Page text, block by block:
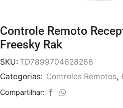
Controle Remoto
Freesky Rak
SKU: TD7899704628268
Categorias: Controles Remotos,
Compartilhar: